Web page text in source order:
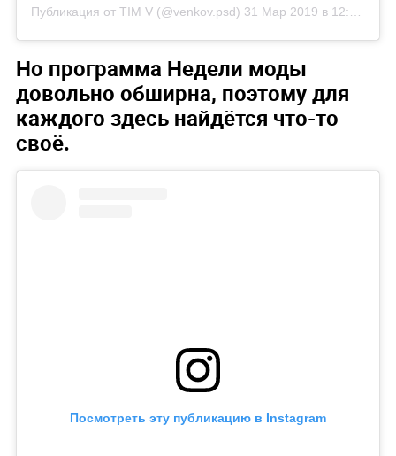
Публикация от TIM V (@venkov.psd) 31 Мар 2019 в 12:10 PDT
Но программа Недели моды
довольно обширна, поэтому для
каждого здесь найдётся что-то
своё.
Посмотреть эту публикацию в Instagram